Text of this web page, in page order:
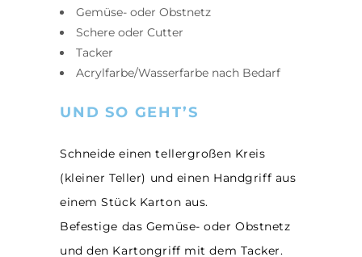
Gemüse- oder Obstnetz
Schere oder Cutter
Tacker
Acrylfarbe/Wasserfarbe nach Bedarf
UND SO GEHT’S
Schneide einen tellergroßen Kreis
(kleiner Teller) und einen Handgriff aus
einem Stück Karton aus.
Befestige das Gemüse- oder Obstnetz
und den Kartongriff mit dem Tacker.